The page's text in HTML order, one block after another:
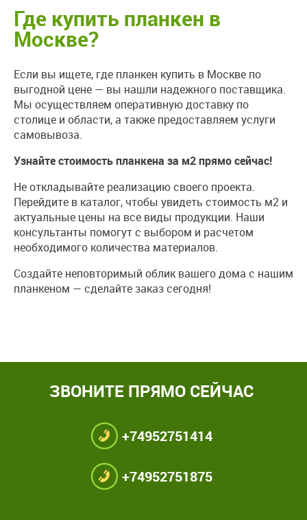
Где купить планкен в
Москве?
Если вы ищете, где планкен купить в Москве по
выгодной цене — вы нашли надежного поставщика.
Мы осуществляем оперативную доставку по
столице и области, а также предоставляем услуги
самовывоза.
Узнайте стоимость планкена за м2 прямо сейчас!
Не откладывайте реализацию своего проекта.
Перейдите в каталог, чтобы увидеть стоимость м2 и
актуальные цены на все виды продукции. Наши
консультанты помогут с выбором и расчетом
необходимого количества материалов.
Создайте неповторимый облик вашего дома с нашим
планкеном — сделайте заказ сегодня!
ЗВОНИТЕ ПРЯМО СЕЙЧАС
+74952751414
+74952751875